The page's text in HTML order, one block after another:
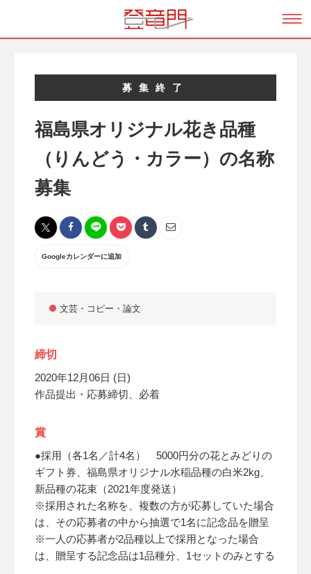
募集終了
福島県オリジナル花き品種
（りんどう・カラー）の名称
募集
Googleカレンダーに追加
文芸・コピー・論文
締切
2020年12月06日 (日)
作品提出・応募締切、必着
賞
●採用（各1名／計4名） 5000円分の花とみどりの
ギフト券、福島県オリジナル水稲品種の白米2kg、
新品種の花束（2021年度発送）
※採用された名称を、複数の方が応募していた場合
は、その応募者の中から抽選で1名に記念品を贈呈
※一人の応募者が2品種以上で採用となった場合
は、贈呈する記念品は1品種分、1セットのみとする